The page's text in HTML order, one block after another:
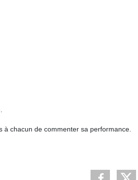
chacun de commenter sa performance.